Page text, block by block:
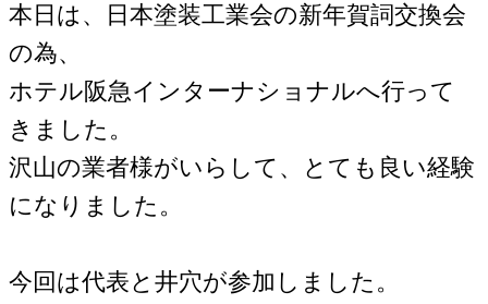
本日は、日本塗装工業会の新年賀詞交換会
の為、
ホテル阪急インターナショナルへ行って
きました。
沢山の業者様がいらして、とても良い経験
になりました。
今回は代表と井穴が参加しました。